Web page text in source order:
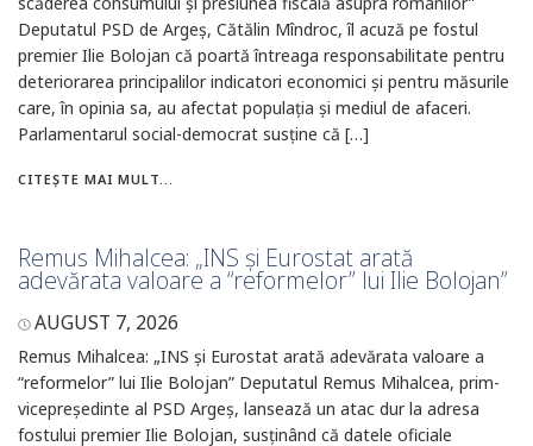
Deputatul PSD de Argeș, Cătălin Mîndroc, îl acuză pe fostul
premier Ilie Bolojan că poartă întreaga responsabilitate pentru
deteriorarea principalilor indicatori economici și pentru măsurile
care, în opinia sa, au afectat populația și mediul de afaceri.
Parlamentarul social-democrat susține că […]
CITEȘTE MAI MULT...
Remus Mihalcea: „INS și Eurostat arată
adevărata valoare a “reformelor” lui Ilie Bolojan”
AUGUST 7, 2026
Remus Mihalcea: „INS și Eurostat arată adevărata valoare a
“reformelor” lui Ilie Bolojan” Deputatul Remus Mihalcea, prim-
vicepreședinte al PSD Argeș, lansează un atac dur la adresa
fostului premier Ilie Bolojan, susținând că datele oficiale